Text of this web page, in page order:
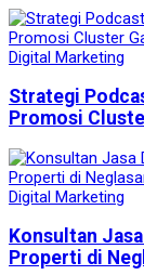
Digital Marketing
Strategi
Promosi
Digital Marketing
Konsultan
Properti di